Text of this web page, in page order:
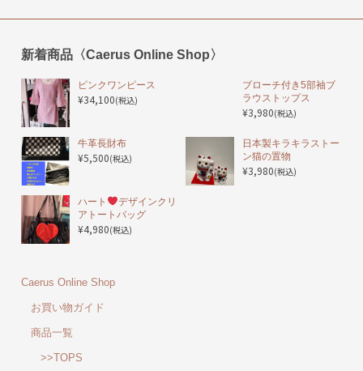
新着商品〈Caerus Online Shop〉
ピンクワンピース
¥34,100(税込)
ブローチ付き5部袖ブ
ラウストップス
¥3,980(税込)
️牛革長財布
¥5,500(税込)
日本製キラキラストー
ン猫の置物
¥3,980(税込)
ハート
デザインクリ
アトートバッグ
¥4,980(税込)
Caerus Online Shop
お買い物ガイド
商品一覧
>>TOPS